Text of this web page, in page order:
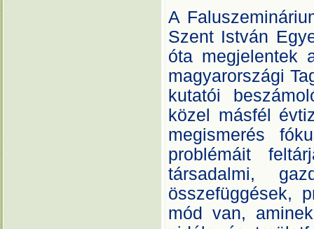
A
Szent István
óta megjelentek
magyarországi
kutatói
közel másfél
megismerés
problémáit
társadalmi,
összefüggések,
mód van,